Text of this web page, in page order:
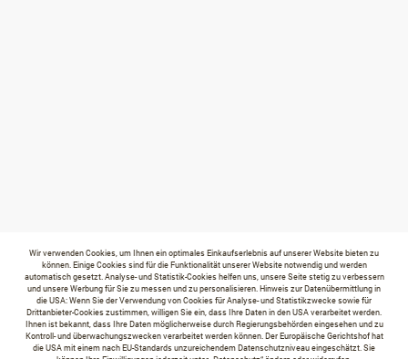
Wir verwenden Cookies, um Ihnen ein optimales Einkaufserlebnis auf unserer Website bieten zu
können. Einige Cookies sind für die Funktionalität unserer Website notwendig und werden
automatisch gesetzt. Analyse- und Statistik-Cookies helfen uns, unsere Seite stetig zu verbessern
und unsere Werbung für Sie zu messen und zu personalisieren. Hinweis zur Datenübermittlung in
die USA: Wenn Sie der Verwendung von Cookies für Analyse- und Statistikzwecke sowie für
Drittanbieter-Cookies zustimmen, willigen Sie ein, dass Ihre Daten in den USA verarbeitet werden.
Ihnen ist bekannt, dass Ihre Daten möglicherweise durch Regierungsbehörden eingesehen und zu
Kontroll- und überwachungszwecken verarbeitet werden können. Der Europäische Gerichtshof hat
die USA mit einem nach EU-Standards unzureichendem Datenschutzniveau eingeschätzt. Sie